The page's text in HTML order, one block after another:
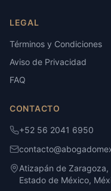
LEGAL
Términos y Condiciones
Aviso de Privacidad
FAQ
CONTACTO
+52 56 2041 6950
Atizapán de Zaragoza,
Estado de México,